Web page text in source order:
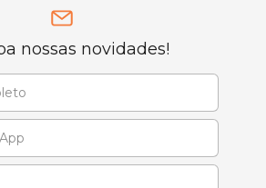
nossas novidades!